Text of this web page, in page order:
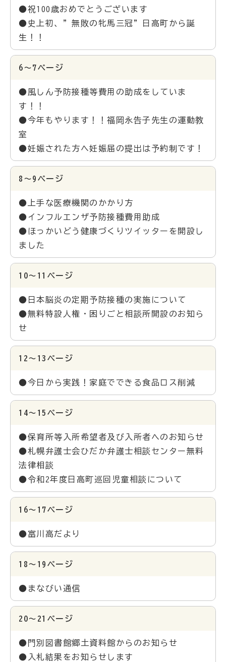
●祝100歳おめでとうございます
●史上初、”無敗の牝馬三冠”日高町から誕
生！！
6～7ページ
●風しん予防接種等費用の助成をしていま
す！！
●今年もやります！！福岡永告子先生の運動教
室
●妊娠された方へ妊娠届の提出は予約制です！
8～9ページ
●上手な医療機関のかかり方
●インフルエンザ予防接種費用助成
●ほっかいどう健康づくりツイッターを開設し
ました
10～11ページ
●日本脳炎の定期予防接種の実施について
●無料特設人権・困りごと相談所開設のお知ら
せ
12～13ページ
●今日から実践！家庭でできる食品ロス削減
14～15ページ
●保育所等入所希望者及び入所者へのお知らせ
●札幌弁護士会ひだか弁護士相談センター無料
法律相談
●令和2年度日高町巡回児童相談について
16～17ページ
●富川高だより
18～19ページ
●まなびい通信
20～21ページ
●門別図書館郷土資料館からのお知らせ
●入札結果をお知らせします